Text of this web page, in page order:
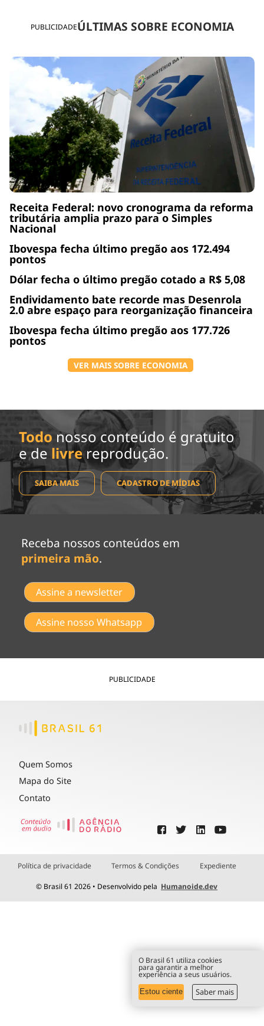
PUBLICIDADEÚLTIMAS SOBRE ECONOMIA
Receita Federal: novo cronograma da reforma
tributária amplia prazo para o Simples
Nacional
Ibovespa fecha último pregão aos 172.494
pontos
Dólar fecha o último pregão cotado a R$ 5,08
Endividamento bate recorde mas Desenrola
2.0 abre espaço para reorganização financeira
Ibovespa fecha último pregão aos 177.726
pontos
VER MAIS SOBRE ECONOMIA
Todo nosso conteúdo é gratuito
e de livrereprodução.
SAIBA MAIS CADASTRO DE MÍDIAS
Receba nossos conteúdos em
primeira mão.
Assine a newsletter
Assine nosso Whatsapp
PUBLICIDADE
Quem Somos
Mapa do Site
Contato
Política de privacidade Termos & Condições Expediente
© Brasil 61 2026 • Desenvolvido pela Humanoide.dev
O Brasil 61 utiliza cookies
para garantir a melhor
experiência a seus usuários.
Estou ciente Saber mais